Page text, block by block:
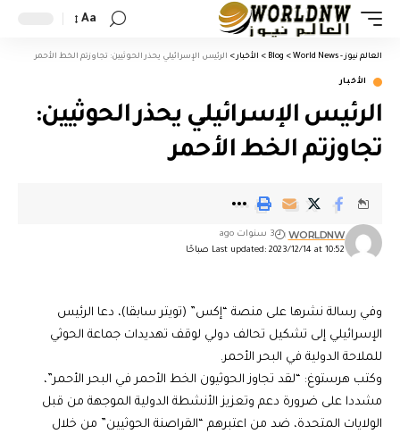
Aa
العالم نيوز - World News >
Blog
> الأخبار > الرئيس الإسرائيلي يحذر الحوثيين: تجاوزتم الخط الأحمر
الأخبار
الرئيس الإسرائيلي يحذر الحوثيين:
تجاوزتم الخط الأحمر
Last updated: 2023/12/14 at 10:52 صباحًا
WORLDNW 3 سنوات ago
وفي رسالة نشرها على منصة “إكس” (تويتر سابقا)، دعا الرئيس
الإسرائيلي إلى تشكيل تحالف دولي لوقف تهديدات جماعة الحوثي
للملاحة الدولية في البحر الأحمر.
وكتب هرستوغ: “لقد تجاوز الحوثيون الخط الأحمر في البحر الأحمر”،
مشددا على ضرورة دعم وتعزيز الأنشطة الدولية الموجهة من قبل
الولايات المتحدة، ضد من اعتبرهم “القراصنة الحوثيين” من خلال